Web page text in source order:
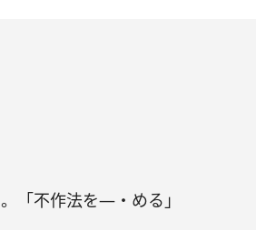
「不作法を—・める」